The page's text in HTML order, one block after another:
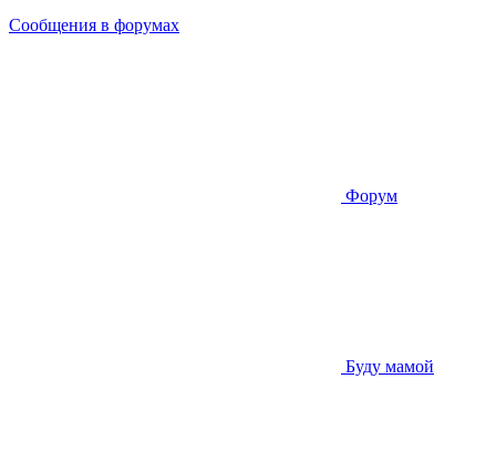
Сообщения в форумах
Форум
Буду мамой